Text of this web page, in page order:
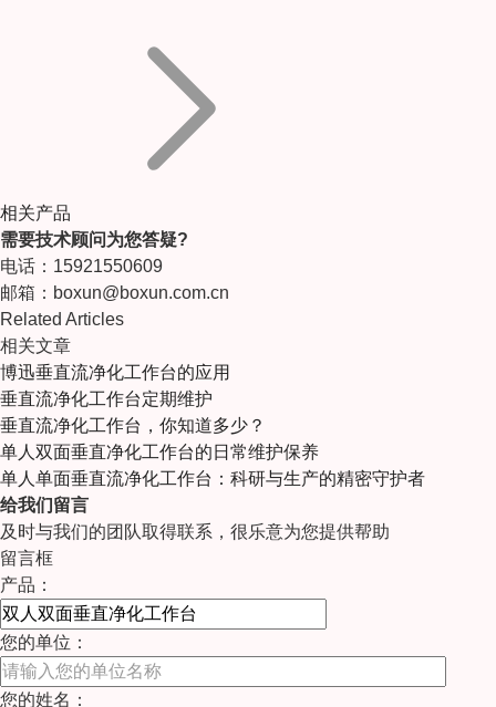
相关产品
需要技术顾问为您答疑?
电话：15921550609
邮箱：boxun@boxun.com.cn
Related Articles
相关文章
博迅垂直流净化工作台的应用
垂直流净化工作台定期维护
垂直流净化工作台，你知道多少？
单人双面垂直净化工作台的日常维护保养
单人单面垂直流净化工作台：科研与生产的精密守护者
给我们留言
及时与我们的团队取得联系，很乐意为您提供帮助
留言框
产品：
您的单位：
您的姓名：